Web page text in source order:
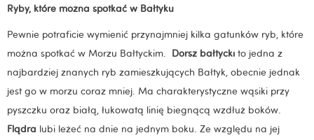
Ryby, które można spotkać w Bałtyku
Pewnie potraficie wymienić przynajmniej kilka gatunków ryb, które
można spotkać w Morzu Bałtyckim. Dorsz bałtycki to jedna z
najbardziej znanych ryb zamieszkujących Bałtyk, obecnie jednak
jest go w morzu coraz mniej. Ma charakterystyczne wąsiki przy
pyszczku oraz białą, łukowatą linię biegnącą wzdłuż boków.
Flądra lubi leżeć na dnie na jednym boku. Ze względu na jej